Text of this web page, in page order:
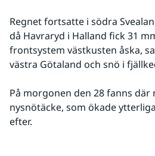
Regnet fortsatte i södra
då Havraryd i Halland fick 31
frontsystem västkusten åska,
västra Götaland och snö i
På morgonen den 28 fanns
nysnötäcke, som ökade
efter.